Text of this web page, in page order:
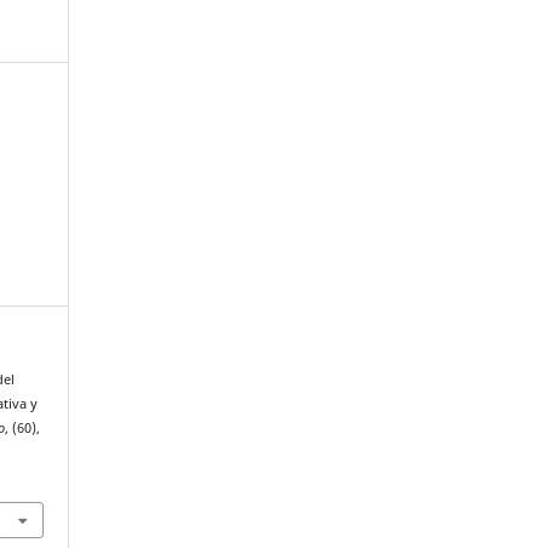
y
, (60),